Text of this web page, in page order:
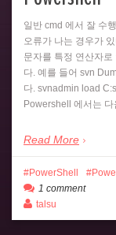
일반 cmd 에서 잘 수
오류가 나는 경우가
문자를 특정 연산자로
다. 예를 들어 svn
다. svnadmin load
Powershell 에서는 다
Read More
PowerShell
1 comment
talsu